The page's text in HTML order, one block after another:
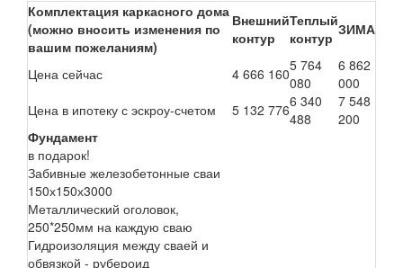
Комплектация каркасного дома
(можно вносить изменения по
вашим пожеланиям)
Внешний
контур
Теплый
контур ЗИМА
Цена сейчас 4 666 1605 764
080
6 862
000
Цена в ипотеку с эскроу-счетом
5 132 7766 340
488
7 548
200
Фундамент
в подарок!
Забивные железобетонные сваи
150х150х3000
Металлический оголовок,
250*250мм на каждую сваю
Гидроизоляция между сваей и
обвязкой - рубероид